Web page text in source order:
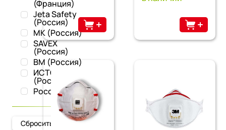
(Франция)
Jeta Safety
(Россия)
MK (Россия)
SAVEX
(Россия)
ВМ (Россия)
ИСТОК
(Россия)
Россия
Сбросить